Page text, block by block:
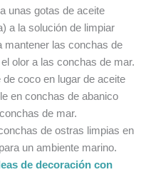
unas gotas de aceite
a la solución de limpiar
mantener las conchas de
olor a las conchas de mar.
de coco en lugar de aceite
en conchas de abanico
de mar.
de ostras limpias en
un ambiente marino.
de decoración con